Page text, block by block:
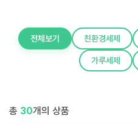
전체보기 친환경세제
가루세제
총 30개의 상품